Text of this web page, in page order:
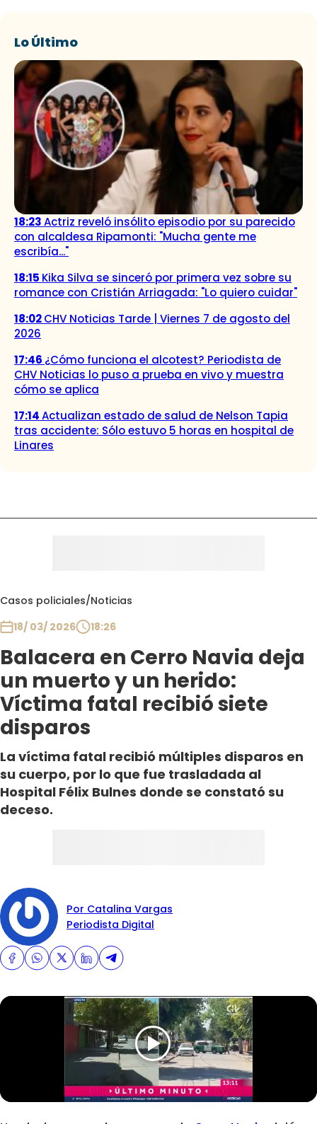
Lo Último
18:23Actriz reveló insólito episodio por su parecido
con alcaldesa Ripamonti: "Mucha gente me
escribía..."
18:15 Kika Silva se sinceró por primera vez sobre su
romance con Cristián Arriagada: "Lo quiero cuidar"
18:02CHV Noticias Tarde | Viernes 7 de agosto del
2026
17:46 ¿Cómo funciona el alcotest? Periodista de
CHV Noticias lo puso a prueba en vivo y muestra
cómo se aplica
17:14Actualizan estado de salud de Nelson Tapia
tras accidente: Sólo estuvo 5 horas en hospital de
Linares
Casos policiales/Noticias
18/ 03/ 2026
18:26
Balacera en Cerro Navia deja
un muerto y un herido:
Víctima fatal recibió siete
disparos
La víctima fatal recibió múltiples disparos en
su cuerpo, por lo que fue trasladada al
Hospital Félix Bulnes donde se constató su
deceso.
Por Catalina Vargas
Periodista Digital